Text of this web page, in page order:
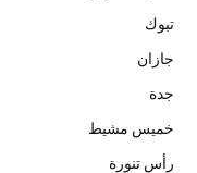
تبوك
جازان
جدة
خميس مشيط
رأس تنورة